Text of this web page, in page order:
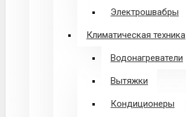
Электрошвабры
Климатическая техника
Водонагреватели
Вытяжки
Кондиционеры